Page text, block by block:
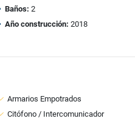
Baños: 2
Año construcción: 2018
Armarios Empotrados
Citófono / Intercomunicador